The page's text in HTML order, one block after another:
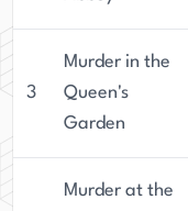
3
Murder in the
Queen's
Garden
Murder at the